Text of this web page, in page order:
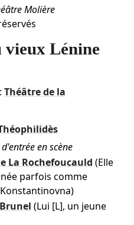
Molière
Lénine
Théâtre de la
en scène
La Rochefoucauld (Elle
parfois comme
(Lui [L], un jeune